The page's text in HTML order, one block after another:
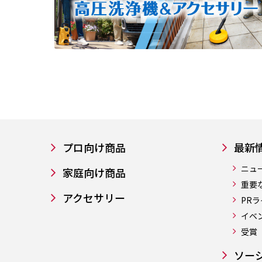
プロ向け商品
家庭向け商品
アクセサリー
最新
ニュ
重要
PR
イベ
受賞
ソー